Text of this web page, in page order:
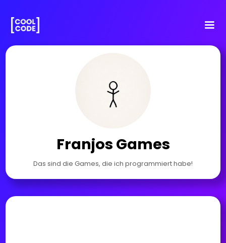
Franjos Games
Das sind die Games, die ich programmiert habe!